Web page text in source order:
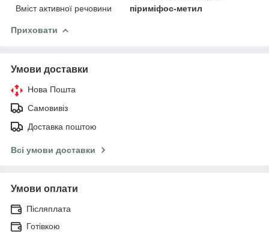
Вміст активної речовини
піриміфос-метил
Приховати
Умови доставки
Нова Пошта
Самовивіз
Доставка поштою
Всі умови доставки
Умови оплати
Післяплата
Готівкою